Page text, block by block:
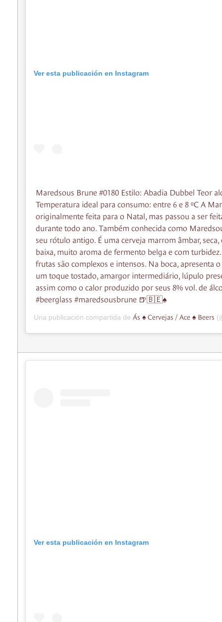
Ver esta publicación en Instagram
Maredsous Brune #0180 Estilo: Abadia Dubbel Teor
Temperatura ideal para consumo: entre 6 e 8 ºC A
originalmente feita para o Natal, mas passou a ser
durante todo ano. Também conhecida como
seu rótulo antigo. É uma cerveja marrom âmbar, seca,
baixa, muito aroma de fermento belga e com
frutas são complexos e intensos. Na boca, apresenta
um toque tostado, amargor intermediário, lúpulo
assim como o calor produzido por seus 8% vol. de
#beerglass #maredsousbrune 🍺🇧🇪♠️
Una publicación compartida de Ás ♠️ Cervejas / Ace ♠️ Beers
Ver esta publicación en Instagram